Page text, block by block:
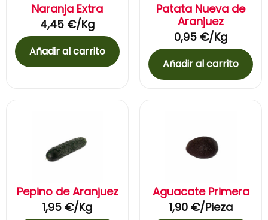
Naranja Extra
4,45 €/Kg
Añadir al carrito
Patata Nueva de
Aranjuez
0,95 €/Kg
Añadir al carrito
Pepino de Aranjuez
1,95 €/Kg
Aguacate Primera
1,90 €/Pieza